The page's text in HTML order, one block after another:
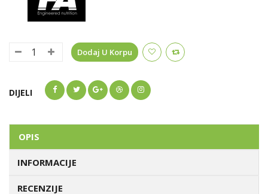
Dodaj U Korpu
DIJELI
OPIS
INFORMACIJE
RECENZIJE